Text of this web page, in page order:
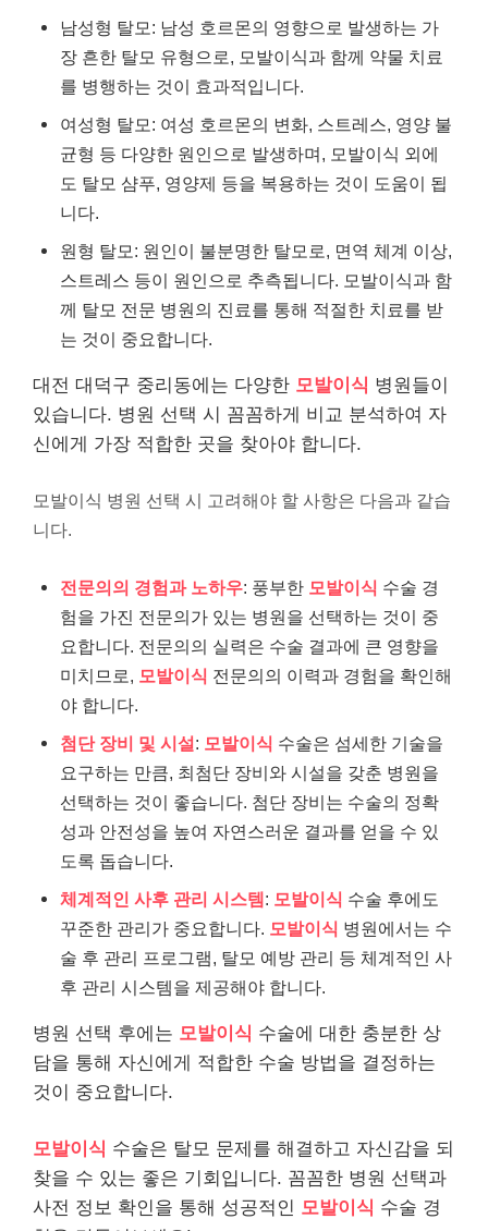
남성형 탈모: 남성 호르몬의 영향으로 발생하는 가
장 흔한 탈모 유형으로, 모발이식과 함께 약물 치료
를 병행하는 것이 효과적입니다.
여성형 탈모: 여성 호르몬의 변화, 스트레스, 영양 불
균형 등 다양한 원인으로 발생하며, 모발이식 외에
도 탈모 샴푸, 영양제 등을 복용하는 것이 도움이 됩
니다.
원형 탈모: 원인이 불분명한 탈모로, 면역 체계 이상,
스트레스 등이 원인으로 추측됩니다. 모발이식과 함
께 탈모 전문 병원의 진료를 통해 적절한 치료를 받
는 것이 중요합니다.
대전 대덕구 중리동에는 다양한 모발이식 병원들이
있습니다. 병원 선택 시 꼼꼼하게 비교 분석하여 자
신에게 가장 적합한 곳을 찾아야 합니다.
모발이식 병원 선택 시 고려해야 할 사항은 다음과 같습
니다.
전문의의 경험과 노하우: 풍부한 모발이식 수술 경
험을 가진 전문의가 있는 병원을 선택하는 것이 중
요합니다. 전문의의 실력은 수술 결과에 큰 영향을
미치므로,
모발이식 전문의의 이력과 경험을 확인해
야 합니다.
첨단 장비 및 시설: 모발이식 수술은 섬세한 기술을
요구하는 만큼, 최첨단 장비와 시설을 갖춘 병원을
선택하는 것이 좋습니다. 첨단 장비는 수술의 정확
성과 안전성을 높여 자연스러운 결과를 얻을 수 있
도록 돕습니다.
체계적인 사후 관리 시스템: 모발이식 수술 후에도
꾸준한 관리가 중요합니다.
모발이식 병원에서는 수
술 후 관리 프로그램, 탈모 예방 관리 등 체계적인 사
후 관리 시스템을 제공해야 합니다.
병원 선택 후에는 모발이식 수술에 대한 충분한 상
담을 통해 자신에게 적합한 수술 방법을 결정하는
것이 중요합니다.
모발이식 수술은 탈모 문제를 해결하고 자신감을 되
찾을 수 있는 좋은 기회입니다. 꼼꼼한 병원 선택과
사전 정보 확인을 통해 성공적인 모발이식 수술 경